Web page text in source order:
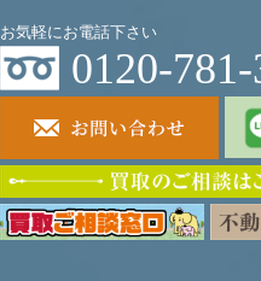
お気軽にお電話下さい
0120-